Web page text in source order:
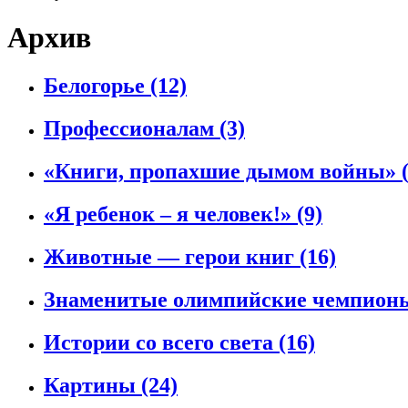
Архив
Белогорье (12)
Профессионалам (3)
«Книги, пропахшие дымом войны»
«Я ребенок – я человек!» (9)
Животные — герои книг (16)
Знаменитые олимпийские
Истории со всего света (16)
Картины (24)